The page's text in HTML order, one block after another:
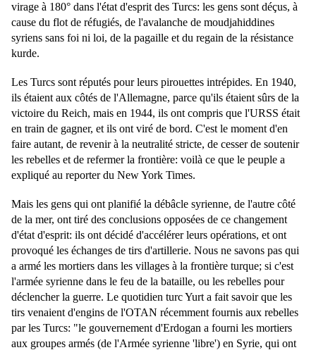
virage à 180° dans l'état d'esprit des Turcs: les gens sont déçus, à
cause du flot de réfugiés, de l'avalanche de moudjahiddines
syriens sans foi ni loi, de la pagaille et du regain de la résistance
kurde.
Les Turcs sont réputés pour leurs pirouettes intrépides. En 1940,
ils étaient aux côtés de l'Allemagne, parce qu'ils étaient sûrs de la
victoire du Reich, mais en 1944, ils ont compris que l'URSS était
en train de gagner, et ils ont viré de bord. C'est le moment d'en
faire autant, de revenir à la neutralité stricte, de cesser de soutenir
les rebelles et de refermer la frontière: voilà ce que le peuple a
expliqué au reporter du New York Times.
Mais les gens qui ont planifié la débâcle syrienne, de l'autre côté
de la mer, ont tiré des conclusions opposées de ce changement
d'état d'esprit: ils ont décidé d'accélérer leurs opérations, et ont
provoqué les échanges de tirs d'artillerie. Nous ne savons pas qui
a armé les mortiers dans les villages à la frontière turque; si c'est
l'armée syrienne dans le feu de la bataille, ou les rebelles pour
déclencher la guerre. Le quotidien turc Yurt a fait savoir que les
tirs venaient d'engins de l'OTAN récemment fournis aux rebelles
par les Turcs: "le gouvernement d'Erdogan a fourni les mortiers
aux groupes armés (de l'Armée syrienne 'libre') en Syrie, qui ont